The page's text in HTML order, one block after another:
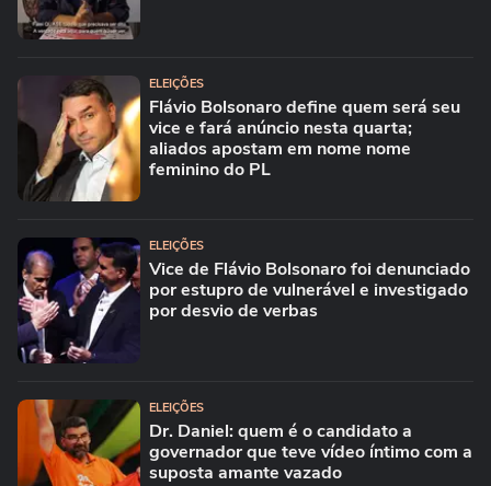
ELEIÇÕES
Flávio Bolsonaro define quem será seu
vice e fará anúncio nesta quarta;
aliados apostam em nome nome
feminino do PL
ELEIÇÕES
Vice de Flávio Bolsonaro foi denunciado
por estupro de vulnerável e investigado
por desvio de verbas
ELEIÇÕES
Dr. Daniel: quem é o candidato a
governador que teve vídeo íntimo com a
suposta amante vazado